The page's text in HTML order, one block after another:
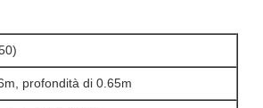
profondità di 0.65m